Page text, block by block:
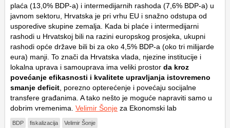
plaća (13,0% BDP-a) i intermedijarnih rashoda (7,6% BDP-a) u
javnom sektoru, Hrvatska je pri vrhu EU i snažno odstupa od
usporedive skupine zemalja. Kada bi plaće i intermedijarni
rashodi u Hrvatskoj bili na razini europskog prosjeka, ukupni
rashodi opće države bili bi za oko 4,5% BDP-a (oko tri milijarde
eura) manji. To znači da Hrvatska vlada, njezine institucije i
lokalna uprava i samouprava ima veliki prostor da kroz
povećanje efikasnosti i kvalitete upravljanja istovremeno
smanje deficit , porezno opterećenje i povećaju socijalne
transfere građanima. A tako nešto je moguće napraviti samo u
dobrim vremenima. Velimir Šonje za Ekonomski lab
BDP fiskalizacija Velimir Šonje